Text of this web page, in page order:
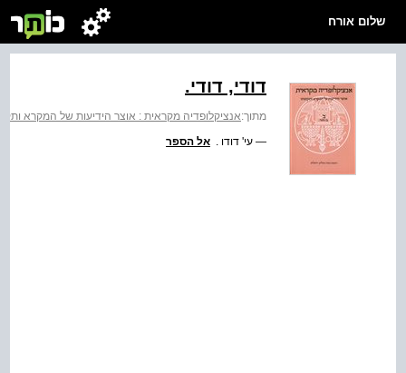
שלום אורח
דודי, דודי.
מתוך:אנציקלופדיה מקראית : אוצר הידיעות של המקרא
— עי' דודו . אל הספר